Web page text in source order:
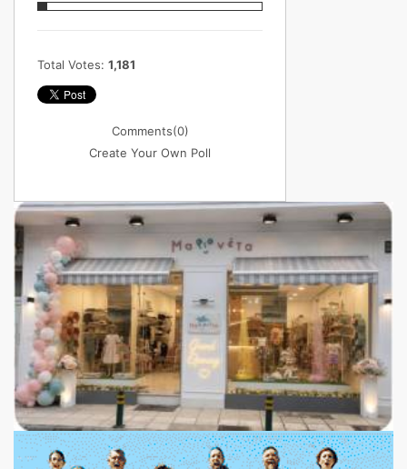
Total Votes: 1,181
Comments(0)
Create Your Own Poll